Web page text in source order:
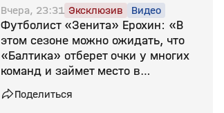
Вчера, 23:31 Эксклюзив Видео
Футболист «Зенита» Ерохин: «В
этом сезоне можно ожидать, что
«Балтика» отберет очки у многих
команд и займет место в
восьмерке»
Поделиться